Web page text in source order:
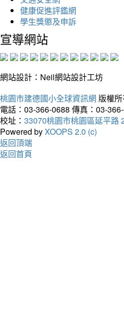
健康促進評鑑網
學生獎懲及申訴
宣導網站
網站設計：Neil網站設計工坊
桃園市建德國小全球資訊網 版權
電話：03-366-0688 傳真：03-
校址： 33070桃園市桃園區延平路
Powered byXOOPS 2.0 (c)
返回頂端
返回首頁